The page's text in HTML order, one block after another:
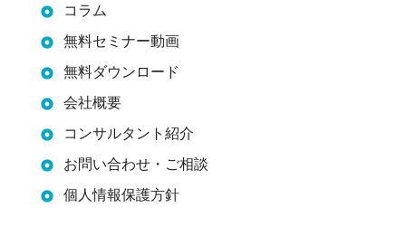
コラム
無料セミナー動画
無料ダウンロード
会社概要
コンサルタント紹介
お問い合わせ・ご相談
個人情報保護方針